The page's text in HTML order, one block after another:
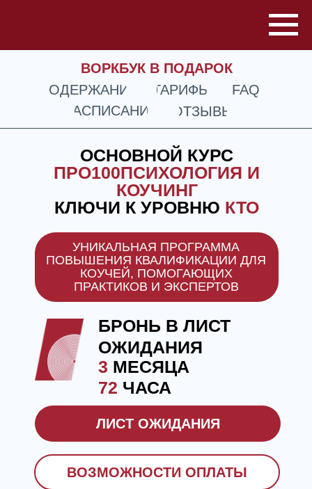
ОСНОВНОЙ КУРС
ПРО100ПСИХОЛОГИЯ И
КОУЧИНГ
КЛЮЧИ К УРОВНЮ КТО
УНИКАЛЬНАЯ ПРОГРАММА
ПОВЫШЕНИЯ КВАЛИФИКАЦИИ ДЛЯ
КОУЧЕЙ, ПОМОГАЮЩИХ
ПРАКТИКОВ И ЭКСПЕРТОВ
СОДЕРЖАНИЕ ТАРИФЫ
FAQ
РАСПИСАНИЕ
ОТЗЫВЫ
БРОНЬ В ЛИСТ
ОЖИДАНИЯ
3 МЕСЯЦА
72 ЧАСА
ЛИСТ ОЖИДАНИЯ
ВОЗМОЖНОСТИ ОПЛАТЫ
ВОРКБУК В ПОДАРОК